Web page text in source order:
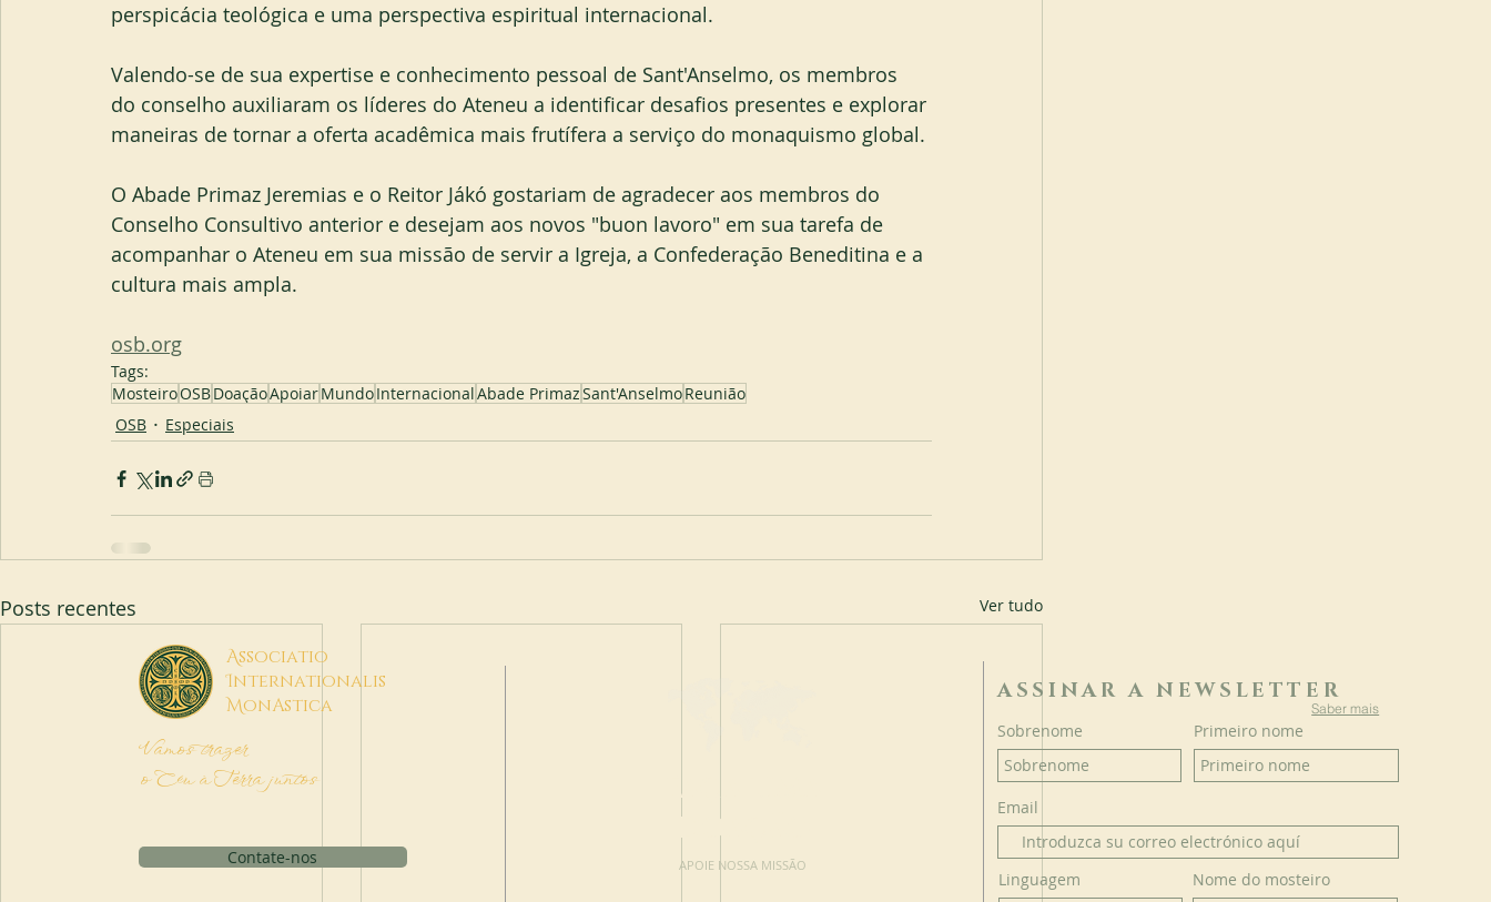
perspicácia teológica e uma perspectiva espiritual internacional.
Valendo-se de sua expertise e conhecimento pessoal de Sant'Anselmo, os membros
do conselho auxiliaram os líderes do Ateneu a identificar desafios presentes e explorar
maneiras de tornar a oferta acadêmica mais frutífera a serviço do monaquismo global.
O Abade Primaz Jeremias e o Reitor Jákó gostariam de agradecer aos membros do
Conselho Consultivo anterior e desejam aos novos "buon lavoro" em sua tarefa de
acompanhar o Ateneu em sua missão de servir a Igreja, a Confederação Beneditina e a
cultura mais ampla.
osb.org
Tags:
MosteiroOSBDoaçãoApoiarMundoInternacionalAbade PrimazSant'AnselmoReunião
OSB
Especiais
Posts recentes Ver tudo
Associatio
Internationalis
MonAstica
Vamos trazer
o Céu à Terra juntos
Contate-nos
FAÇA UMA
DOAÇÃO
APOIE NOSSA MISSÃO
ASSINAR A NEWSLETTER
Saber mais
Sobrenome Primeiro nome
Email
Linguagem Nome do mosteiro